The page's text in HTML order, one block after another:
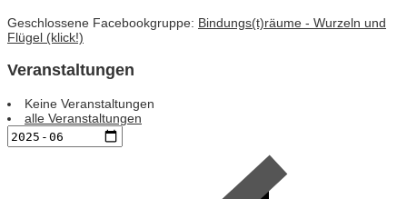
Geschlossene Facebookgruppe: Bindungs(t)räume - Wurzeln und
Flügel (klick!)
Veranstaltungen
Keine Veranstaltungen
alle Veranstaltungen